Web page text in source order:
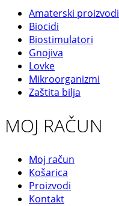
Amaterski proizvodi
Biocidi
Biostimulatori
Gnojiva
Lovke
Mikroorganizmi
Zaštita bilja
MOJ RAČUN
Moj račun
Košarica
Proizvodi
Kontakt